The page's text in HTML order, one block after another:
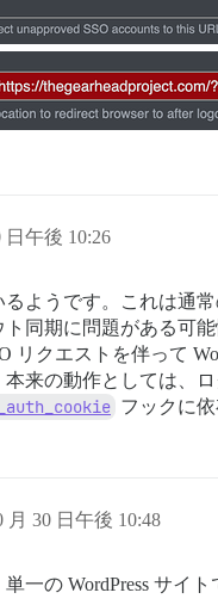
日午後 10:26
ようです。これは通
同期に問題がある可
リクエストを伴って
来の動作としては、
フックに
月 30 日午後 10:48
一の WordPress サイ